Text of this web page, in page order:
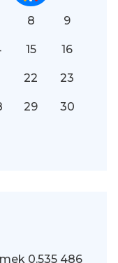
8 9
15 16
22 23
29 30
0.535 486